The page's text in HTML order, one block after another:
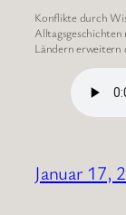
Konflikte durch
Alltagsgeschichten
Ländern erweitern
Januar 17,